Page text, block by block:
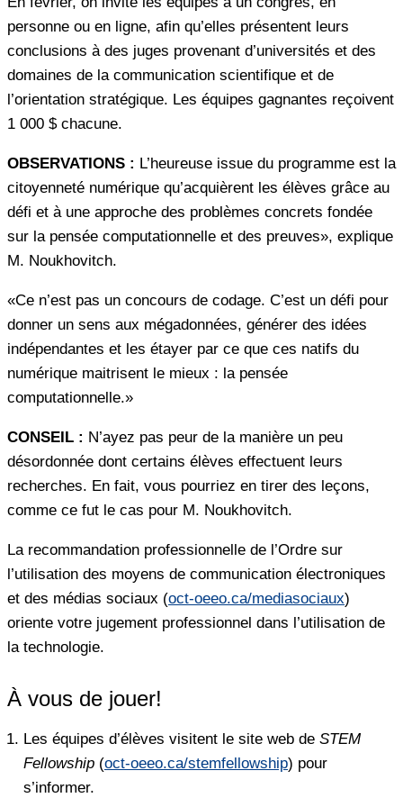
personne ou en ligne, afin qu’elles présentent leurs
conclusions à des juges provenant d’universités et des
domaines de la communication scientifique et de
l’orientation stratégique. Les équipes gagnantes reçoivent
1 000 $ chacune.
OBSERVATIONS : L’heureuse issue du programme est la
citoyenneté numérique qu’acquièrent les élèves grâce au
défi et à une approche des problèmes concrets fondée
sur la pensée computationnelle et des preuves», explique
M. Noukhovitch.
«Ce n’est pas un concours de codage. C’est un défi pour
donner un sens aux mégadonnées, générer des idées
indépendantes et les étayer par ce que ces natifs du
numérique maitrisent le mieux : la pensée
computationnelle.»
CONSEIL : N’ayez pas peur de la manière un peu
désordonnée dont certains élèves effectuent leurs
recherches. En fait, vous pourriez en tirer des leçons,
comme ce fut le cas pour M. Noukhovitch.
La recommandation professionnelle de l’Ordre sur
l’utilisation des moyens de communication électroniques
et des médias sociaux (oct-oeeo.ca/mediasociaux)
oriente votre jugement professionnel dans l’utilisation de
la technologie.
À vous de jouer!
Les équipes d’élèves visitent le site web de STEM
Fellowship (oct-oeeo.ca/stemfellowship) pour
s’informer.